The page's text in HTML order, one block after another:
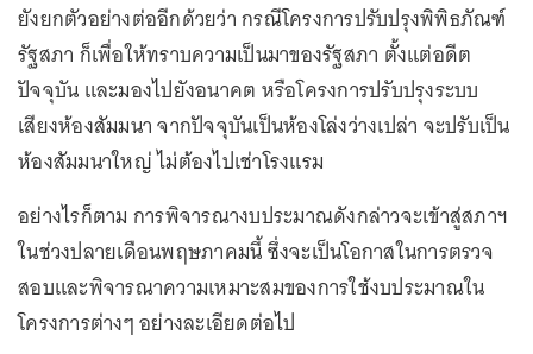
ยังยกตัวอย่างต่ออีกด้วยว่า กรณีโครงการปรับปรุงพิพิธภัณฑ์
รัฐสภา ก็เพื่อให้ทราบความเป็นมาของรัฐสภา ตั้งแต่อดีต
ปัจจุบัน และมองไปยังอนาคต หรือโครงการปรับปรุงระบบ
เสียงห้องสัมมนา จากปัจจุบันเป็นห้องโล่งว่างเปล่า จะปรับเป็น
ห้องสัมมนาใหญ่ ไม่ต้องไปเช่าโรงแรม
อย่างไรก็ตาม การพิจารณางบประมาณดังกล่าวจะเข้าสู่สภาฯ
ในช่วงปลายเดือนพฤษภาคมนี้ ซึ่งจะเป็นโอกาสในการตรวจ
สอบและพิจารณาความเหมาะสมของการใช้งบประมาณใน
โครงการต่างๆ อย่างละเอียดต่อไป